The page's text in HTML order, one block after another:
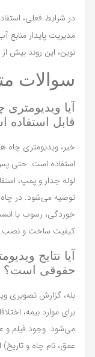
در شرایط فعلی،
مدیریت پایدار منابع
نوین، این روند بیش
سوالات
آیا
قابل استفاده
خیر، ویدیومتری
استفاده است. حتی
لوله جدار و پمپ،
توصیه می‌شود. در
خوردگی، رسوب یا
کیفیت ساخت و نصب
آیا نتایج
حقوقی است؟
بله، گزارش تصویری
برای موارد بیمه،
می‌شود. وجود فیلم و
عمق، نام چاه و تاریخ)